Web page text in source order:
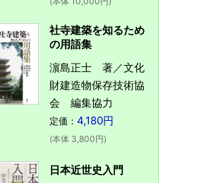
社寺建築を知るため
の用語集
濵島正士 著／文化
財建造物保存技術協
会 編集協力
定価： 4,180円
(本体 3,800円)
日本近世史入門